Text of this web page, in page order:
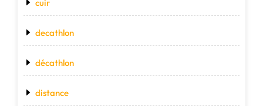
cuir
decathlon
décathlon
distance